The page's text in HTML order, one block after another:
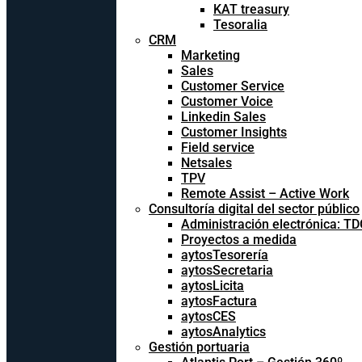
KAT treasury
Tesoralia
CRM
Marketing
Sales
Customer Service
Customer Voice
Linkedin Sales
Customer Insights
Field service
Netsales
TPV
Remote Assist – Active Work
Consultoría digital del sector público
Administración electrónica:
Proyectos a medida
aytosTesorería
aytosSecretaria
aytosLicita
aytosFactura
aytosCES
aytosAnalytics
Gestión portuaria